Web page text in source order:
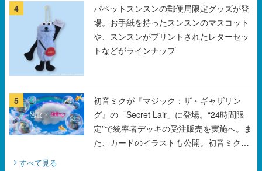
4
パペットスンスンの郵便局限定グッズが登
場。お手紙を持ったスンスンのマスコット
や、スンスンがプリントされたレターセッ
トなどがラインナップ
5
初音ミクが『マジック：ザ・ギャザリン
グ』の「Secret Lair」に登場。“24時間限
定”で統率者デッキの受注販売を実施へ。ま
た、カードのイラストも公開。初音ミクの
すべて見る